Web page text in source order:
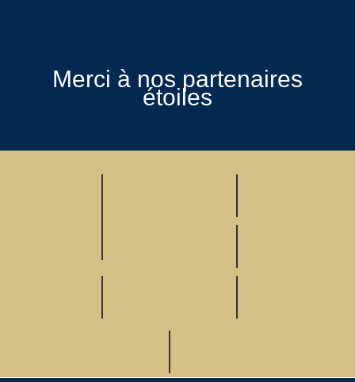
Merci à nos partenaires
étoiles